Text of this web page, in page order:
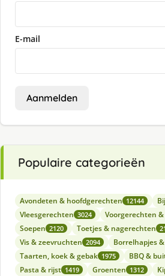
E-mail
Aanmelden
Populaire categorieën
Avondeten & hoofdgerechten 12144
Vleesgerechten 3024 Voorgerechten
Soepen 2120 Toetjes & nagerechten
Vis & zeevruchten 2094 Borrelhapjes
Taarten, koek & gebak 1975 BBQ &
Pasta & rijst 1419 Groenten 1312